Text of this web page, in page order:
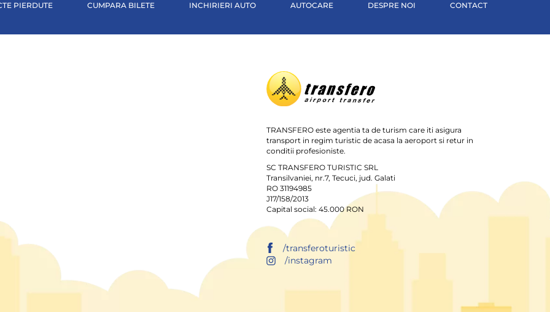
PIERDUTE CUMPARA BILETE INCHIRIERI AUTO AUTOCARE DESPRE NOI CONTACT
TRANSFERO este agentia ta de turism care iti asigura
transport in regim turistic de acasa la aeroport si retur in
conditii profesioniste.
SC TRANSFERO TURISTIC SRL
Transilvaniei, nr.7, Tecuci, jud. Galati
RO 31194985
J17/158/2013
Capital social: 45.000 RON
/transferoturistic
/instagram